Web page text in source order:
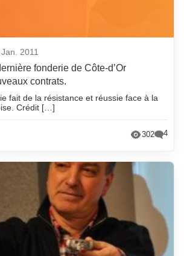
2011
fonderie de Côte-d’Or
contrats.
fait de la résistance et réussie face à la
Crédit […]
302 4